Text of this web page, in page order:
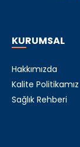
KURUMSAL
Hakkımızda
Kalite Politikamız
Sağlık Rehberi